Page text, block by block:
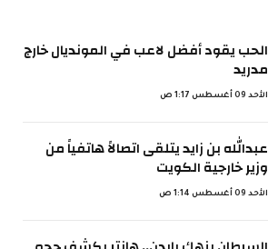
الحب يقود أفضل لاعب في المونديال خارج
مدريد
الأحد 09 أغسطس 1:17 ص
عبدالله بن زايد يتلقى اتصالاً هاتفياً من
وزير خارجية الكويت
الأحد 09 أغسطس 1:14 ص